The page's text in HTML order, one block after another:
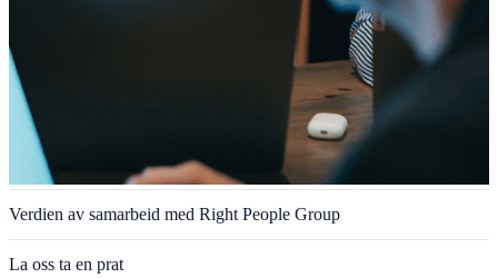
Verdien av samarbeid med Right People Group
La oss ta en prat